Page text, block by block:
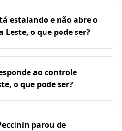
estalando e não abre o
Leste, o que pode ser?
ao controle
o que pode ser?
parou de